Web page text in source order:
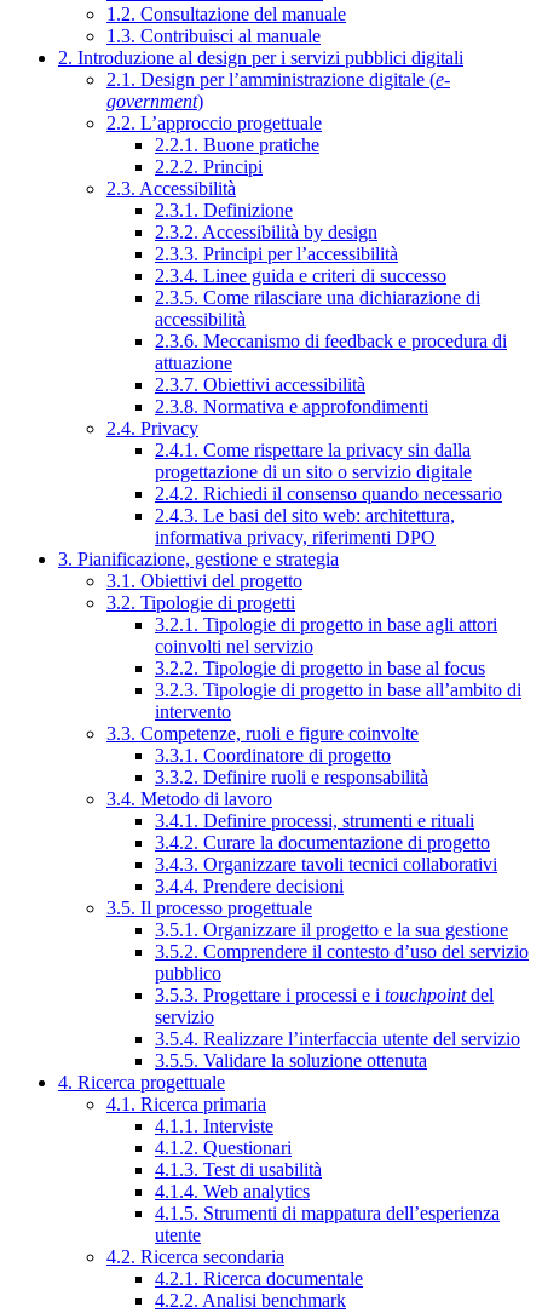
1.2. Consultazione del manuale
1.3. Contribuisci al manuale
2. Introduzione al design per i servizi pubblici digitali
2.1. Design per l’amministrazione digitale (e-
government)
2.2. L’approccio progettuale
2.2.1. Buone pratiche
2.2.2. Principi
2.3. Accessibilità
2.3.1. Definizione
2.3.2. Accessibilità by design
2.3.3. Principi per l’accessibilità
2.3.4. Linee guida e criteri di successo
2.3.5. Come rilasciare una dichiarazione di
accessibilità
2.3.6. Meccanismo di feedback e procedura di
attuazione
2.3.7. Obiettivi accessibilità
2.3.8. Normativa e approfondimenti
2.4. Privacy
2.4.1. Come rispettare la privacy sin dalla
progettazione di un sito o servizio digitale
2.4.2. Richiedi il consenso quando necessario
2.4.3. Le basi del sito web: architettura,
informativa privacy, riferimenti DPO
3. Pianificazione, gestione e strategia
3.1. Obiettivi del progetto
3.2. Tipologie di progetti
3.2.1. Tipologie di progetto in base agli attori
coinvolti nel servizio
3.2.2. Tipologie di progetto in base al focus
3.2.3. Tipologie di progetto in base all’ambito di
intervento
3.3. Competenze, ruoli e figure coinvolte
3.3.1. Coordinatore di progetto
3.3.2. Definire ruoli e responsabilità
3.4. Metodo di lavoro
3.4.1. Definire processi, strumenti e rituali
3.4.2. Curare la documentazione di progetto
3.4.3. Organizzare tavoli tecnici collaborativi
3.4.4. Prendere decisioni
3.5. Il processo progettuale
3.5.1. Organizzare il progetto e la sua gestione
3.5.2. Comprendere il contesto d’uso del servizio
pubblico
3.5.3. Progettare i processi e i touchpointdel
servizio
3.5.4. Realizzare l’interfaccia utente del servizio
3.5.5. Validare la soluzione ottenuta
4. Ricerca progettuale
4.1. Ricerca primaria
4.1.1. Interviste
4.1.2. Questionari
4.1.3. Test di usabilità
4.1.4. Web analytics
4.1.5. Strumenti di mappatura dell’esperienza
utente
4.2. Ricerca secondaria
4.2.1. Ricerca documentale
4.2.2. Analisi benchmark